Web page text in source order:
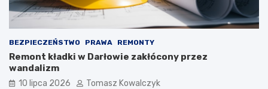
BEZPIECZEŃSTWO PRAWA REMONTY
Remont kładki w Darłowie zakłócony przez
wandalizm
10 lipca 2026 Tomasz Kowalczyk